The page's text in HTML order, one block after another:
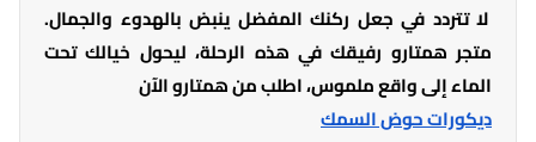
لا تتردد في جعل ركنك المفضل ينبض بالهدوء والجمال.
متجر همتارو رفيقك في هذه الرحلة، ليحول خيالك تحت
الماء إلى واقع ملموس، اطلب من همتارو الآن
ديكورات حوض السمك